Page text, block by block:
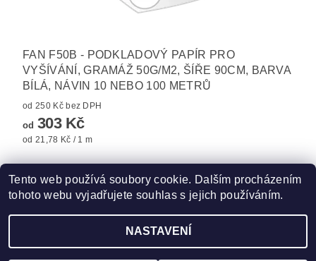
FAN F50B - PODKLADOVÝ PAPÍR PRO
VYŠÍVÁNÍ, GRAMÁŽ 50G/M2, ŠÍŘE 90CM, BARVA
BÍLÁ, NÁVIN 10 NEBO 100 METRŮ
od 250 Kč bez DPH
od 303 Kč
od 21,78 Kč / 1 m
Zboží.cz | Heureka.cz | Hot-fix.cz | Crystalstyle.cz
2026 ©Vysivaci.cz, všechna práva vyhrazena
Tento web používá soubory cookie. Dalším procházením
tohoto webu vyjadřujete souhlas s jejich používáním.
NASTAVENÍ